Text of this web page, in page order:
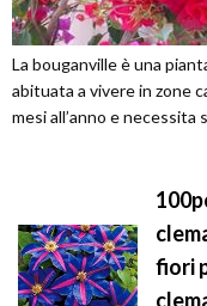
La bouganville è una
abituata a vivere in zone
mesi all’anno e
fiori